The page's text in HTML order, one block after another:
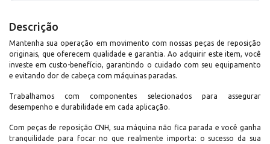
Descrição
Mantenha sua operação em movimento com nossas peças de reposição
originais, que oferecem qualidade e garantia. Ao adquirir este item, você
investe em custo-benefício, garantindo o cuidado com seu equipamento
e evitando dor de cabeça com máquinas paradas.
Trabalhamos com componentes selecionados para assegurar
desempenho e durabilidade em cada aplicação.
Com peças de reposição CNH, sua máquina não fica parada e você ganha
tranquilidade para focar no que realmente importa: o sucesso da sua